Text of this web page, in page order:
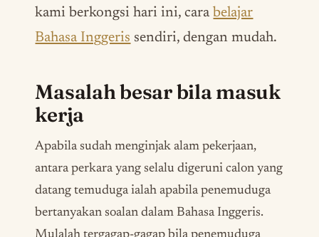
kami berkongsi hari ini, cara belajar
Bahasa Inggeris sendiri, dengan mudah.
Masalah besar bila masuk
kerja
Apabila sudah menginjak alam pekerjaan,
antara perkara yang selalu digeruni calon yang
datang temuduga ialah apabila penemuduga
bertanyakan soalan dalam Bahasa Inggeris.